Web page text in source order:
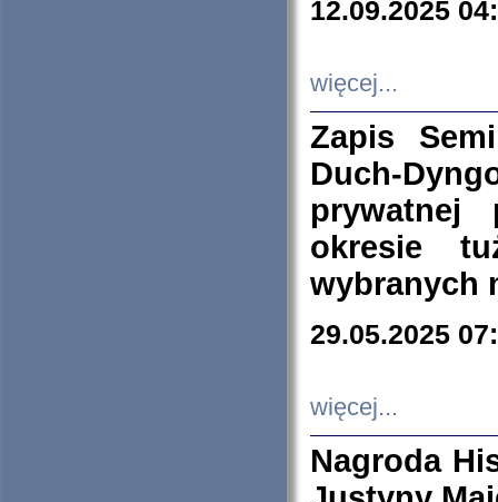
12.09.2025
więcej...
Zapis
Duch-
prywatnej
okresie
wybranych
29.05.2025
więcej...
Nagroda